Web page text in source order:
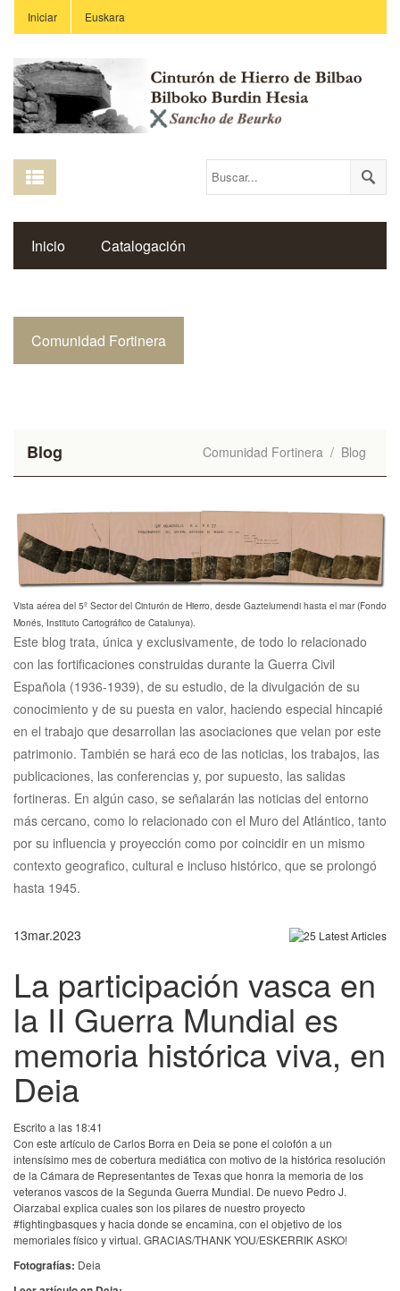
Iniciar Euskara
Inicio Catalogación
Comunidad Fortinera
Blog Comunidad Fortinera / Blog
Vista aérea del 5º Sector del Cinturón de Hierro, desde Gaztelumendi hasta el mar (Fondo
Monés, Instituto Cartográfico de Catalunya).
Este blog trata, única y exclusivamente, de todo lo relacionado
con las fortificaciones construidas durante la Guerra Civil
Española (1936-1939), de su estudio, de la divulgación de su
conocimiento y de su puesta en valor, haciendo especial hincapié
en el trabajo que desarrollan las asociaciones que velan por este
patrimonio. También se hará eco de las noticias, los trabajos, las
publicaciones, las conferencias y, por supuesto, las salidas
fortineras. En algún caso, se señalarán las noticias del entorno
más cercano, como lo relacionado con el Muro del Atlántico, tanto
por su influencia y proyección como por coincidir en un mismo
contexto geografico, cultural e incluso histórico, que se prolongó
hasta 1945.
13mar.2023
La participación vasca en
la II Guerra Mundial es
memoria histórica viva, en
Deia
Escrito a las 18:41
Con este artículo de Carlos Borra en Deia se pone el colofón a un
intensísimo mes de cobertura mediática con motivo de la histórica resolución
de la Cámara de Representantes de Texas que honra la memoria de los
veteranos vascos de la Segunda Guerra Mundial. De nuevo Pedro J.
Oiarzabal explica cuales son los pilares de nuestro proyecto
#fightingbasques y hacia donde se encamina, con el objetivo de los
memoriales físico y virtual. GRACIAS/THANK YOU/ESKERRIK ASKO!
Fotografías: Deia